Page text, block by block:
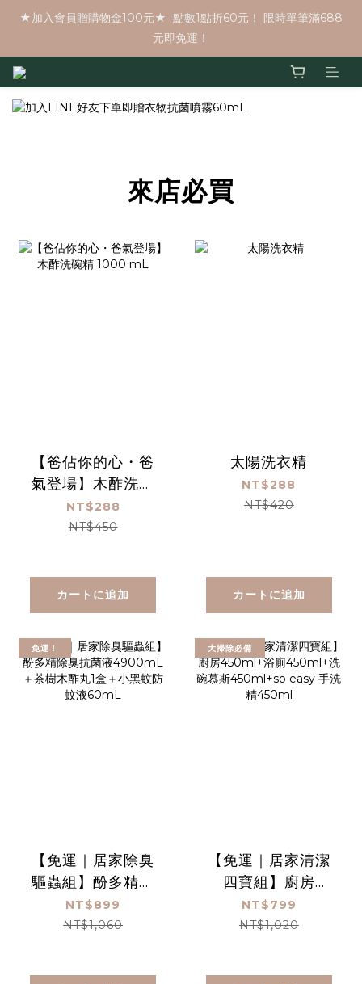
★加入會員贈購物金100元★  點數1點折60元！ 限時單筆滿688
元即免運！
prev next
來店必買
【爸佔你的心・爸
氣登場】木酢洗碗
精 1000 mL
NT$288
NT$450
カートに追加
太陽洗衣精
NT$288
NT$420
カートに追加
免運！
【免運｜居家除臭
驅蟲組】酚多精除
臭抗菌液4900mL
＋茶樹木酢丸1盒＋
NT$899
NT$1,060
大掃除必備
【免運｜居家清潔
四寶組】廚房
450ml+浴廁
450ml+洗碗慕斯
NT$799
NT$1,020